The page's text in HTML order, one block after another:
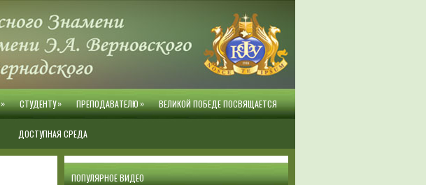
» СТУДЕНТУ» ПРЕПОДАВАТЕЛЮ» ВЕЛИКОЙ ПОБЕДЕ ПОСВЯЩАЕТСЯ
ДОСТУПНАЯ СРЕДА
ПОПУЛЯРНОЕ ВИДЕО